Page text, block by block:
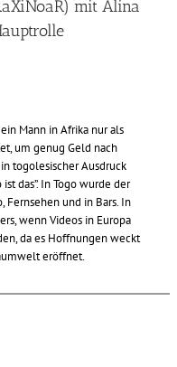
mit Alina
Mann in Afrika nur als
um genug Geld nach
togolesischer Ausdruck
das”. In Togo wurde der
und in Bars. In
wenn Videos in Europa
da es Hoffnungen weckt
eröffnet.